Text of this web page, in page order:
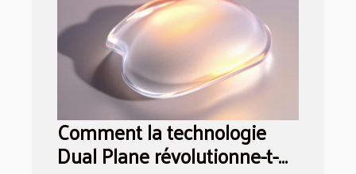
Comment la technologie
Dual Plane révolutionne-t-